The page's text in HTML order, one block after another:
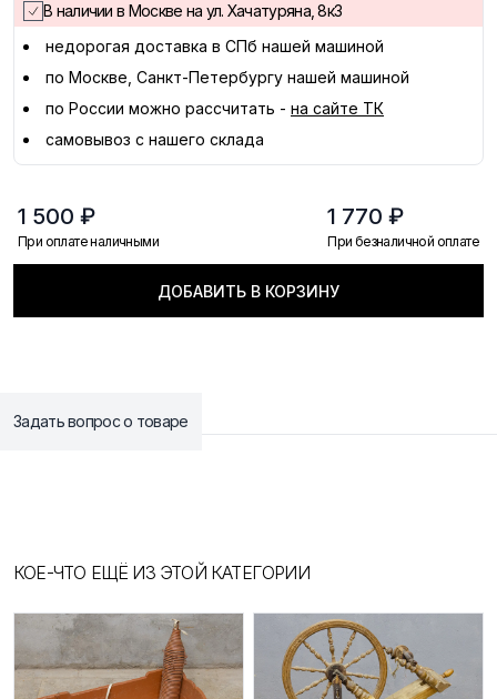
В наличии в Москве на ул. Хачатуряна, 8к3
недорогая доставка в СПб нашей машиной
по Москве, Санкт-Петербургу нашей машиной
по России можно рассчитать - на сайте ТК
самовывоз с нашего склада
1 500 ₽
При оплате наличными
1 770 ₽
При безналичной оплате
ДОБАВИТЬ В КОРЗИНУ
Задать вопрос о товаре
КОЕ-ЧТО ЕЩЁ ИЗ ЭТОЙ КАТЕГОРИИ